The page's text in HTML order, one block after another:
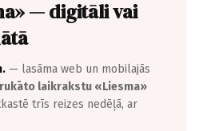
— digitāli vai
— lasāma web un mobilajās
laikrakstu «Liesma»
trīs reizes nedēļā, ar